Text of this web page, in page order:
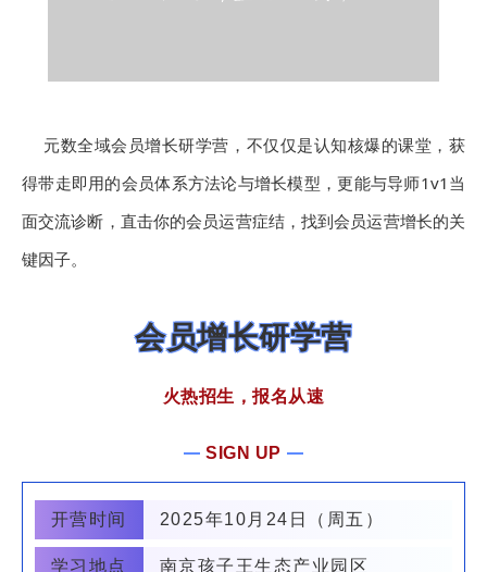
元数全域会员增长研学营，不仅仅是认知核爆的课堂，获
得带走即用的会员体系方法论与增长模型，更能与导师1v1当
面交流诊断，直击你的会员运营症结，找到会员运营增长的关
键因子。
会员增长研学营
火热招生，报名从速
SIGN UP
开营时间 2025年10月24日（周五）
学习地点 南京孩子王生态产业园区